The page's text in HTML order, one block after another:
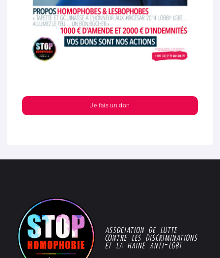
Je fais un don